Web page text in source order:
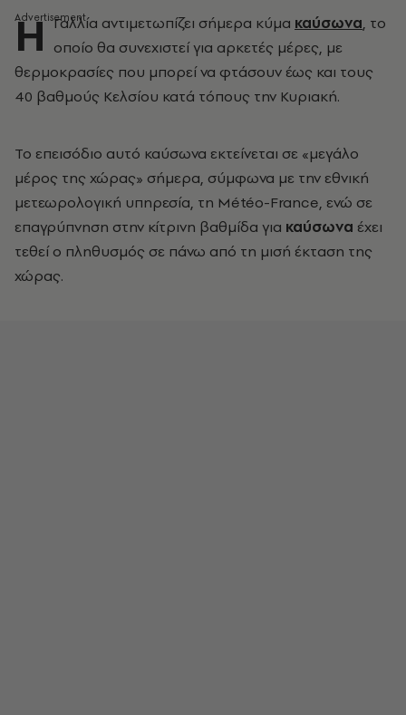
Η Γαλλία αντιμετωπίζει σήμερα κύμα καύσωνα, το
οποίο θα συνεχιστεί για αρκετές μέρες, με
θερμοκρασίες που μπορεί να φτάσουν έως και τους
40 βαθμούς Κελσίου κατά τόπους την Κυριακή.
Το επεισόδιο αυτό καύσωνα εκτείνεται σε «μεγάλο
μέρος της χώρας» σήμερα, σύμφωνα με την εθνική
μετεωρολογική υπηρεσία, τη Météo-France, ενώ σε
επαγρύπνηση στην κίτρινη βαθμίδα για καύσωνα έχει
τεθεί ο πληθυσμός σε πάνω από τη μισή έκταση της
χώρας.